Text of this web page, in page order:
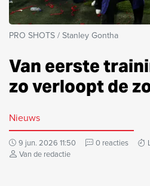
PRO SHOTS / Stanley Gontha
Van eerste
zo verloopt de
Nieuws
9 jun. 2026 11:50 0 reacties
Van de redactie